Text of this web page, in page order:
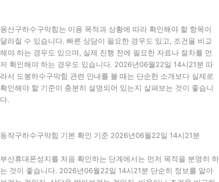
용산구하수구막힘는 이용 목적과 상황에 따라 확인해야 할 항목이
달라질 수 있습니다. 빠른 상담이 필요한 경우도 있고, 조건을 비교
해야 하는 경우도 있으며, 실제 진행 전에 필요한 자료나 절차를 먼
저 확인해야 하는 경우도 있습니다. 2026년06월22일 14시21분 따
라서 도봉하수구막힘 관련 안내를 볼 때는 단순한 소개보다 실제로
확인해야 할 기준이 충분히 설명되어 있는지 살펴보는 것이 좋습니
다.
동작구하수구막힘 기본 확인 기준 2026년06월22일 14시21분
부산휴대폰성지를 처음 확인하는 단계에서는 먼저 목적을 분명히 하
는 것이 좋습니다. 2026년06월22일 14시21분 단순히 정보를 알아